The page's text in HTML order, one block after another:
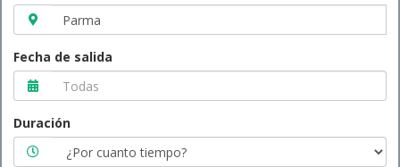
Fecha de salida
Duración